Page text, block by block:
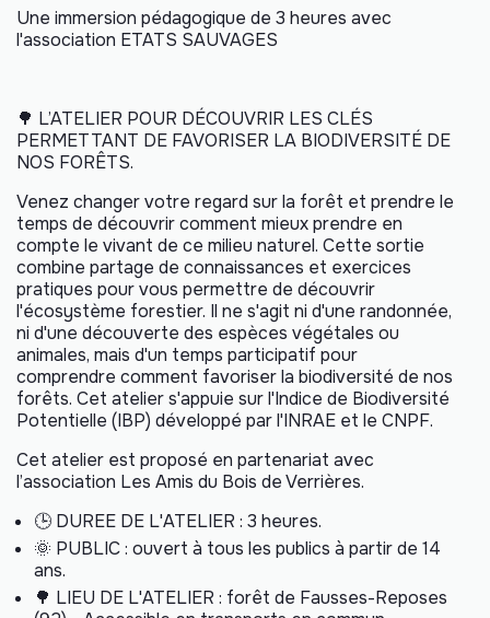
Une immersion pédagogique de 3 heures avec
l'association ETATS SAUVAGES
🌳 L’ATELIER POUR DÉCOUVRIR LES CLÉS
PERMETTANT DE FAVORISER LA BIODIVERSITÉ DE
NOS FORÊTS.
Venez changer votre regard sur la forêt et prendre le
temps de découvrir comment mieux prendre en
compte le vivant de ce milieu naturel. Cette sortie
combine partage de connaissances et exercices
pratiques pour vous permettre de découvrir
l'écosystème forestier. Il ne s'agit ni d'une randonnée,
ni d'une découverte des espèces végétales ou
animales, mais d'un temps participatif pour
comprendre comment favoriser la biodiversité de nos
forêts. Cet atelier s'appuie sur l'Indice de Biodiversité
Potentielle (IBP) développé par l'INRAE et le CNPF.
Cet atelier est proposé en partenariat avec
l’association Les Amis du Bois de Verrières.
🕒 DUREE DE L'ATELIER : 3 heures.
🌞 PUBLIC : ouvert à tous les publics à partir de 14
ans.
🌳 LIEU DE L'ATELIER : forêt de Fausses-Reposes